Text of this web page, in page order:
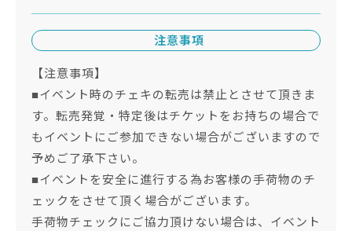
注意事項
【注意事項】
■イベント時のチェキの転売は禁止とさせて頂きま
す。転売発覚・特定後はチケットをお持ちの場合で
もイベントにご参加できない場合がございますので
予めご了承下さい。
■イベントを安全に進行する為お客様の手荷物のチ
ェックをさせて頂く場合がございます。
手荷物チェックにご協力頂けない場合は、イベント